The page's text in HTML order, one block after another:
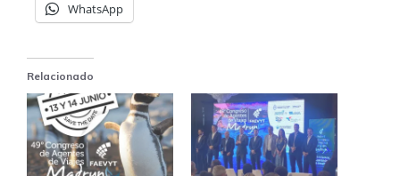
WhatsApp
Relacionado